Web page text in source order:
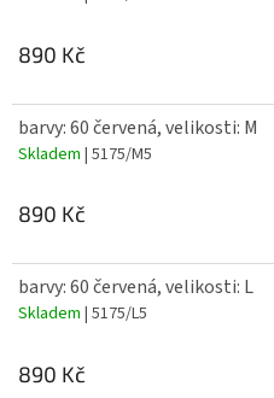
890 Kč
barvy: 60 červená, velikosti: M
Skladem | 5175/M5
890 Kč
barvy: 60 červená, velikosti: L
Skladem | 5175/L5
890 Kč